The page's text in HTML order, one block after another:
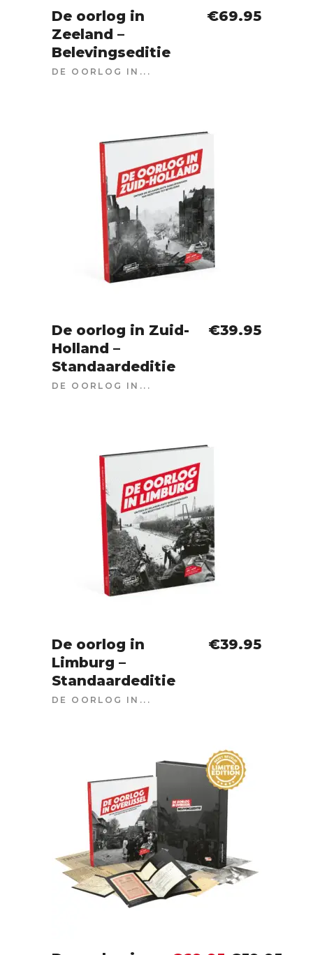
IN WINKELWAGEN
De oorlog in
Zeeland –
Belevingseditie
€69.95
DE OORLOG IN...
IN WINKELWAGEN
De oorlog in Zuid-
Holland –
Standaardeditie
€39.95
DE OORLOG IN...
IN WINKELWAGEN
De oorlog in
Limburg –
Standaardeditie
€39.95
DE OORLOG IN...